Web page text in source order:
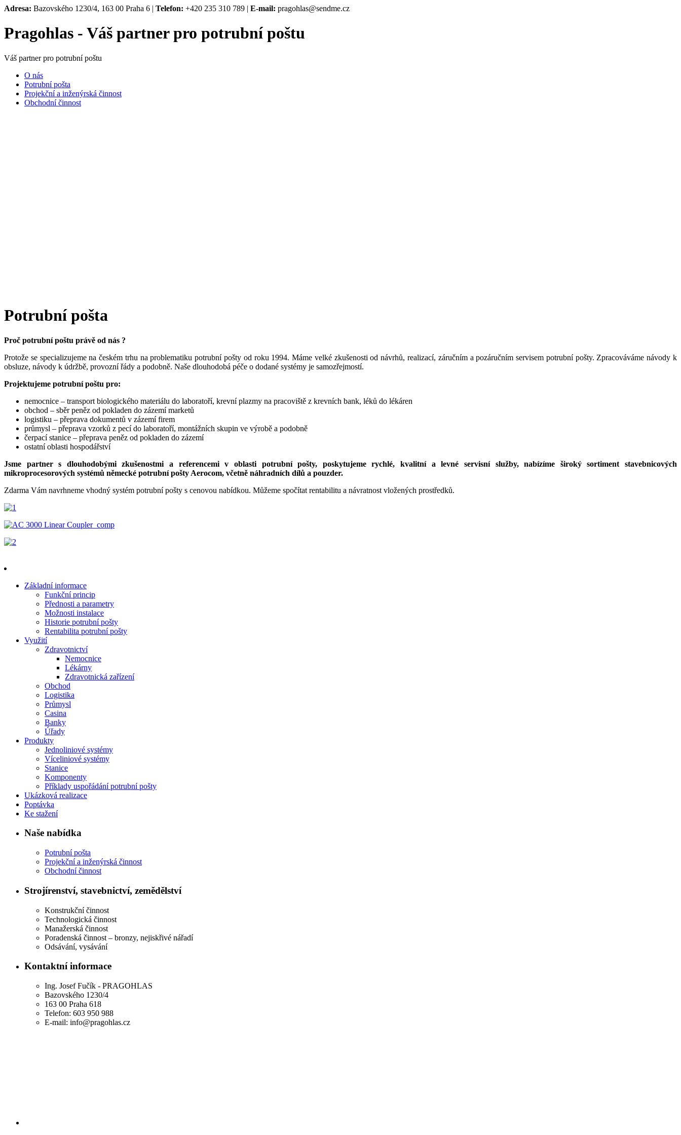
Adresa: Bazovského 1230/4, 163 00 Praha 6 | Telefon: +420 235 310 789 | E-mail: pragohlas@sendme.cz
Pragohlas - Váš partner pro potrubní poštu
Váš partner pro potrubní poštu
O nás
Potrubní pošta
Projekční a inženýrská činnost
Obchodní činnost
Potrubní pošta
Proč potrubní poštu právě od nás ?
Protože se specializujeme na českém trhu na problematiku potrubní pošty od roku 1994. Máme velké zkušenosti od návrhů, realizací, záručním a pozáručním servisem potrubní pošty. Zpracováváme návody k
obsluze, návody k údržbě, provozní řády a podobně. Naše dlouhodobá péče o dodané systémy je samozřejmostí.
Projektujeme potrubní poštu pro:
nemocnice – transport biologického materiálu do laboratoří, krevní plazmy na pracoviště z krevních bank, léků do lékáren
obchod – sběr peněz od pokladen do zázemí marketů
logistiku – přeprava dokumentů v zázemí firem
průmysl – přeprava vzorků z pecí do laboratoří, montážních skupin ve výrobě a podobně
čerpací stanice – přeprava peněz od pokladen do zázemí
ostatní oblasti hospodářství
Jsme partner s dlouhodobými zkušenostmi a referencemi v oblasti potrubní pošty, poskytujeme rychlé, kvalitní a levné servisní služby, nabízíme široký sortiment stavebnicových
mikroprocesorových systémů německé potrubní pošty Aerocom, včetně náhradních dílů a pouzder.
Zdarma Vám navrhneme vhodný systém potrubní pošty s cenovou nabídkou. Můžeme spočítat rentabilitu a návratnost vložených prostředků.
Základní informace
Funkční princip
Přednosti a parametry
Možnosti instalace
Historie potrubní pošty
Rentabilita potrubní pošty
Využití
Zdravotnictví
Nemocnice
Lékárny
Zdravotnická zařízení
Obchod
Logistika
Průmysl
Casina
Banky
Úřady
Produkty
Jednoliniové systémy
Víceliniové systémy
Stanice
Komponenty
Příklady uspořádání potrubní pošty
Ukázková realizace
Poptávka
Ke stažení
Naše nabídka
Potrubní pošta
Projekční a inženýrská činnost
Obchodní činnost
Strojírenství, stavebnictví, zemědělství
Konstrukční činnost
Technologická činnost
Manažerská činnost
Poradenská činnost – bronzy, nejiskřivé nářadí
Odsávání, vysávání
Kontaktní informace
Ing. Josef Fučík - PRAGOHLAS
Bazovského 1230/4
163 00 Praha 618
Telefon: 603 950 988
E-mail: info@pragohlas.cz